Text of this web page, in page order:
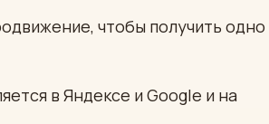
чтобы получить одно
в Яндексе и Google и на